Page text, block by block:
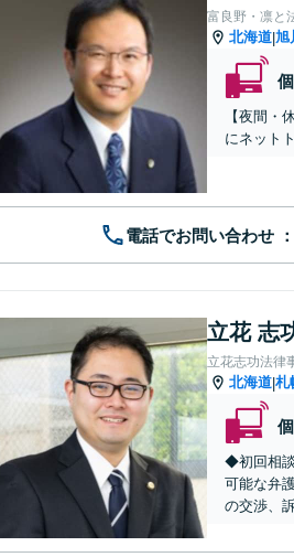
富良野・凛と
北海道|旭
【夜間・
にネット
電話でお問い合わせ
立花 志
立花志功法律
北海道|札
◆初回相
可能な弁
の交渉、